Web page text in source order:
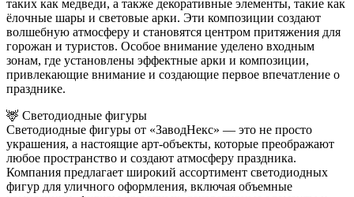
таких как медведи, а также декоративные элементы, такие как
ёлочные шары и световые арки. Эти композиции создают
волшебную атмосферу и становятся центром притяжения для
горожан и туристов. Особое внимание уделено входным
зонам, где установлены эффектные арки и композиции,
привлекающие внимание и создающие первое впечатление о
празднике.
🦌 Светодиодные фигуры
Светодиодные фигуры от «ЗаводНекс» — это не просто
украшения, а настоящие арт-объекты, которые преображают
любое пространство и создают атмосферу праздника.
Компания предлагает широкий ассортимент светодиодных
фигур для уличного оформления, включая объемные